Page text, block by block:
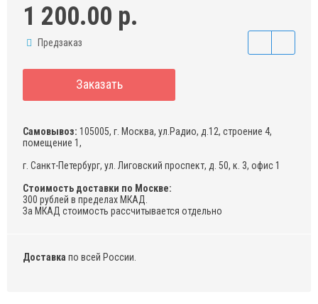
1 200.00 р.
Предзаказ
Заказать
Самовывоз: 105005, г. Москва, ул.Радио, д.12, строение 4,
помещение 1,
г. Санкт-Петербург, ул. Лиговский проспект, д. 50, к. 3, офис 1
Стоимость доставки по Москве:
300 рублей в пределах МКАД.
За МКАД стоимость рассчитывается отдельно
Доставка по всей России.